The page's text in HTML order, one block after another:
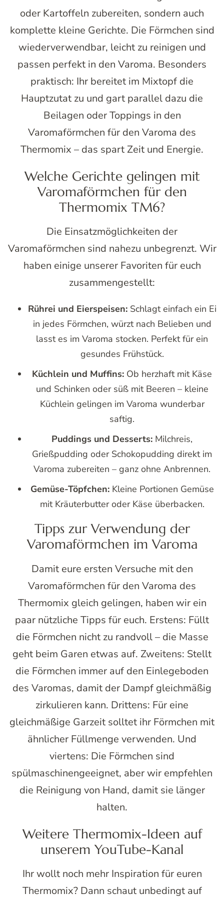
oder Kartoffeln zubereiten, sondern auch
komplette kleine Gerichte. Die Förmchen sind
wiederverwendbar, leicht zu reinigen und
passen perfekt in den Varoma. Besonders
praktisch: Ihr bereitet im Mixtopf die
Hauptzutat zu und gart parallel dazu die
Beilagen oder Toppings in den
Varomaförmchen für den Varoma des
Thermomix – das spart Zeit und Energie.
Welche Gerichte gelingen mit
Varomaförmchen für den
Thermomix TM6?
Die Einsatzmöglichkeiten der
Varomaförmchen sind nahezu unbegrenzt. Wir
haben einige unserer Favoriten für euch
zusammengestellt:
Rührei und Eierspeisen:Schlagt einfach ein Ei
in jedes Förmchen, würzt nach Belieben und
lasst es im Varoma stocken. Perfekt für ein
gesundes Frühstück.
Küchlein und Muffins: Ob herzhaft mit Käse
und Schinken oder süß mit Beeren – kleine
Küchlein gelingen im Varoma wunderbar
saftig.
Puddings und Desserts: Milchreis,
Grießpudding oder Schokopudding direkt im
Varoma zubereiten – ganz ohne Anbrennen.
Gemüse-Töpfchen:Kleine Portionen Gemüse
mit Kräuterbutter oder Käse überbacken.
Tipps zur Verwendung der
Varomaförmchen im Varoma
Damit eure ersten Versuche mit den
Varomaförmchen für den Varoma des
Thermomix gleich gelingen, haben wir ein
paar nützliche Tipps für euch. Erstens: Füllt
die Förmchen nicht zu randvoll – die Masse
geht beim Garen etwas auf. Zweitens: Stellt
die Förmchen immer auf den Einlegeboden
des Varomas, damit der Dampf gleichmäßig
zirkulieren kann. Drittens: Für eine
gleichmäßige Garzeit solltet ihr Förmchen mit
ähnlicher Füllmenge verwenden. Und
viertens: Die Förmchen sind
spülmaschinengeeignet, aber wir empfehlen
die Reinigung von Hand, damit sie länger
halten.
Weitere Thermomix-Ideen auf
unserem YouTube-Kanal
Ihr wollt noch mehr Inspiration für euren
Thermomix? Dann schaut unbedingt auf